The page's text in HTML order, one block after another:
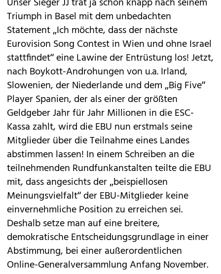
Triumph in Basel mit dem unbedachten
Statement „Ich möchte, dass der nächste
Eurovision Song Contest in Wien und ohne Israel
stattfindet“ eine Lawine der Entrüstung los! Jetzt,
nach Boykott-Androhungen von u.a. Irland,
Slowenien, der Niederlande und dem „Big Five“
Player Spanien, der als einer der größten
Geldgeber Jahr für Jahr Millionen in die ESC-
Kassa zahlt, wird die EBU nun erstmals seine
Mitglieder über die Teilnahme eines Landes
abstimmen lassen! In einem Schreiben an die
teilnehmenden Rundfunkanstalten teilte die EBU
mit, dass angesichts der „beispiellosen
Meinungsvielfalt“ der EBU-Mitglieder keine
einvernehmliche Position zu erreichen sei.
Deshalb setze man auf eine breitere,
demokratische Entscheidungsgrundlage in einer
Abstimmung, bei einer außerordentlichen
Online-Generalversammlung Anfang November.